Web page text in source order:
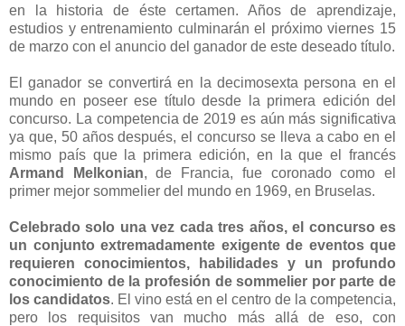
en la historia de éste certamen. Años de aprendizaje,
estudios y entrenamiento culminarán el próximo viernes 15
de marzo con el anuncio del ganador de este deseado título.
El ganador se convertirá en la decimosexta persona en el
mundo en poseer ese título desde la primera edición del
concurso. La competencia de 2019 es aún más significativa
ya que, 50 años después, el concurso se lleva a cabo en el
mismo país que la primera edición, en la que el francés
Armand Melkonian, de Francia, fue coronado como el
primer mejor sommelier del mundo en 1969, en Bruselas.
Celebrado solo una vez cada tres años, el concurso es
un conjunto extremadamente exigente de eventos que
requieren conocimientos, habilidades y un profundo
conocimiento de la profesión de sommelier por parte de
los candidatos. El vino está en el centro de la competencia,
pero los requisitos van mucho más allá de eso, con